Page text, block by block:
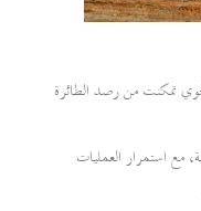
تمكنت من رصد الطائرة
مع استمرار العمليات